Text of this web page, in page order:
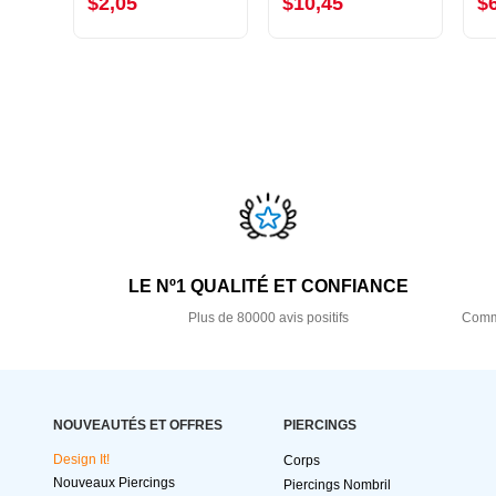
LE Nº1 QUALITÉ ET CONFIANCE
Plus de 80000 avis positifs
NOUVEAUTÉS ET OFFRES
Design It!
Nouveaux Piercings
PIERCINGS
Corps
Piercings Nombril